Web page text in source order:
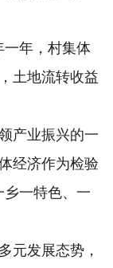
年，村集体
土地流转收益
产业振兴的一
经济作为检验
乡一特色、一
发展态势，